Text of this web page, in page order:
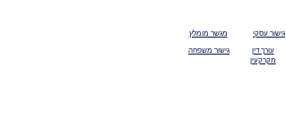
מגשר מומלץ
גישור משפחה
עורך דין
מקרקעין
גישור עסקי